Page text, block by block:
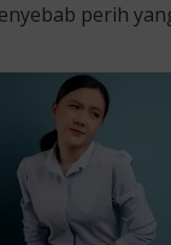
perih